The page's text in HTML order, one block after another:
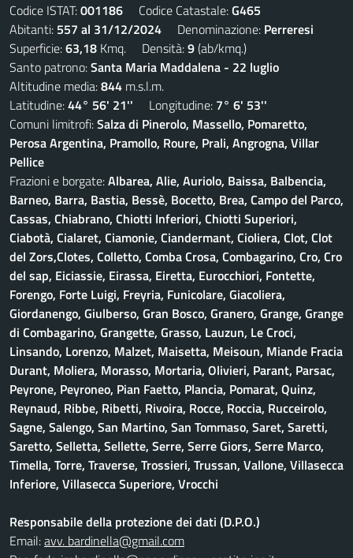
Codice ISTAT:001186 Codice Catastale:G465
Abitanti: 557 al 31/12/2024 Denominazione: Perreresi
Superficie:63,18 Kmq. Densità:9(ab/kmq.)
Santo patrono:Santa Maria Maddalena - 22 luglio
Altitudine media:844 m.s.l.m.
Latitudine:44° 56' 21'' Longitudine: 7° 6' 53''
Comuni limitrofi:Salza di Pinerolo, Massello, Pomaretto,
Perosa Argentina, Pramollo, Roure, Prali, Angrogna, Villar
Pellice
Frazioni e borgate:Albarea, Alie, Auriolo, Baissa, Balbencia,
Barneo, Barra, Bastia, Bessè, Bocetto, Brea, Campo del Parco,
Cassas, Chiabrano, Chiotti Inferiori, Chiotti Superiori,
Ciabotà, Cialaret, Ciamonie, Ciandermant, Cioliera, Clot, Clot
del Zors,Clotes, Colletto, Comba Crosa, Combagarino, Cro, Cro
del sap, Eiciassie, Eirassa, Eiretta, Eurocchiori, Fontette,
Forengo, Forte Luigi, Freyria, Funicolare, Giacoliera,
Giordanengo, Giulberso, Gran Bosco, Granero, Grange, Grange
di Combagarino, Grangette, Grasso, Lauzun, Le Croci,
Linsando, Lorenzo, Malzet, Maisetta, Meisoun, Miande Fracia
Durant, Moliera, Morasso, Mortaria, Olivieri, Parant, Parsac,
Peyrone, Peyroneo, Pian Faetto, Plancia, Pomarat, Quinz,
Reynaud, Ribbe, Ribetti, Rivoira, Rocce, Roccia, Rucceirolo,
Sagne, Salengo, San Martino, San Tommaso, Saret, Saretti,
Saretto, Selletta, Sellette, Serre, Serre Giors, Serre Marco,
Timella, Torre, Traverse, Trossieri, Trussan, Vallone, Villasecca
Inferiore, Villasecca Superiore, Vrocchi
Responsabile della protezione dei dati (D.P.O.)
Email:avv. bardinella@gmail.com